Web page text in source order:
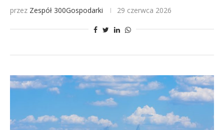
przez Zespół 300Gospodarki 29 czerwca 2026